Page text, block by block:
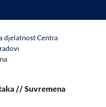
djelatnost Centra
// Suvremena